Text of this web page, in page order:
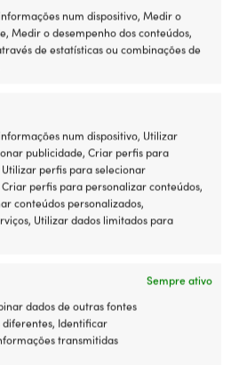
num dispositivo, Medir o
Medir o desempenho dos conteúdos,
de estatísticas ou combinações de
num dispositivo, Utilizar
publicidade, Criar perfis para
perfis para selecionar
perfis para personalizar conteúdos,
conteúdos personalizados,
Utilizar dados limitados para
Sempre ativo
dados de outras fontes
diferentes, Identificar
transmitidas
c/products/mini-buoy-
mais vendidos
/ flutuadores